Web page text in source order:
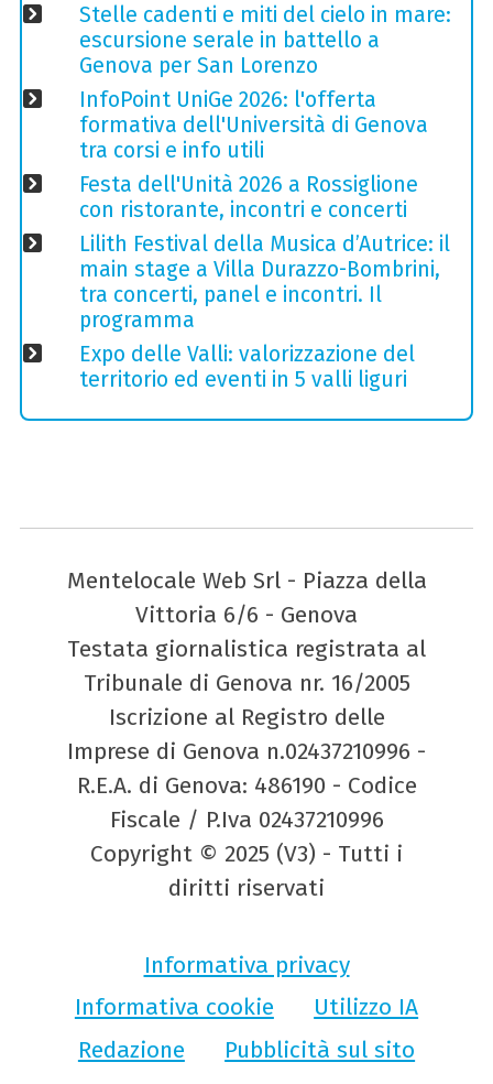
Stelle cadenti e miti del cielo in mare:
escursione serale in battello a
Genova per San Lorenzo
InfoPoint UniGe 2026: l'offerta
formativa dell'Università di Genova
tra corsi e info utili
Festa dell'Unità 2026 a Rossiglione
con ristorante, incontri e concerti
Lilith Festival della Musica d’Autrice: il
main stage a Villa Durazzo-Bombrini,
tra concerti, panel e incontri. Il
programma
Expo delle Valli: valorizzazione del
territorio ed eventi in 5 valli liguri
Mentelocale Web Srl - Piazza della
Vittoria 6/6 - Genova
Testata giornalistica registrata al
Tribunale di Genova nr. 16/2005
Iscrizione al Registro delle
Imprese di Genova n.02437210996 -
R.E.A. di Genova: 486190 - Codice
Fiscale / P.Iva 02437210996
Copyright © 2025 (V3) - Tutti i
diritti riservati
Informativa privacy
Informativa cookie
Utilizzo IA
Redazione
Pubblicità sul sito